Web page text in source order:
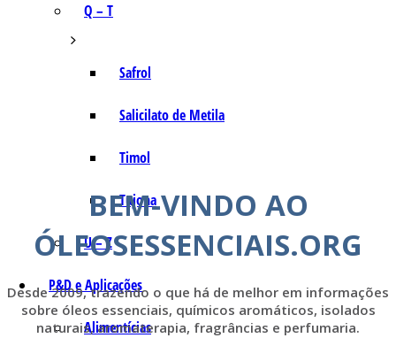
Q – T
Safrol
Salicilato de Metila
Timol
Tujona
U – Z
P&D e Aplicações
Alimentícias
BEM-VINDO AO
ÓLEOSESSENCIAIS.ORG
Desde 2009, trazendo o que há de melhor em informações
sobre óleos essenciais, químicos aromáticos, isolados
naturais, aromaterapia, fragrâncias e perfumaria.